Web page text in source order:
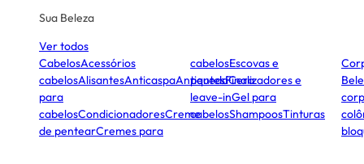
Sua Beleza
Ver todos
CabelosAcessórios
cabelosAlisantesAnticaspaAntiquedaCera
para
cabelosCondicionadoresCreme
de pentearCremes para
cabelosEscovas e
pentesFinalizadores e
leave-inGel para
cabelosShampoosTinturas